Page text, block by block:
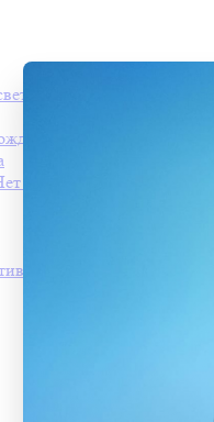
светодиодный)
Лайт"